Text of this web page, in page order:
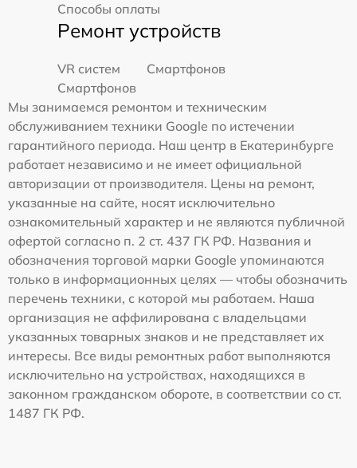
Способы оплаты
Ремонт устройств
VR систем
Смартфонов
Смартфонов
Мы занимаемся ремонтом и техническим
обслуживанием техники Google по истечении
гарантийного периода. Наш центр в Екатеринбурге
работает независимо и не имеет официальной
авторизации от производителя. Цены на ремонт,
указанные на сайте, носят исключительно
ознакомительный характер и не являются публичной
офертой согласно п. 2 ст. 437 ГК РФ. Названия и
обозначения торговой марки Google упоминаются
только в информационных целях — чтобы обозначить
перечень техники, с которой мы работаем. Наша
организация не аффилирована с владельцами
указанных товарных знаков и не представляет их
интересы. Все виды ремонтных работ выполняются
исключительно на устройствах, находящихся в
законном гражданском обороте, в соответствии со ст.
1487 ГК РФ.